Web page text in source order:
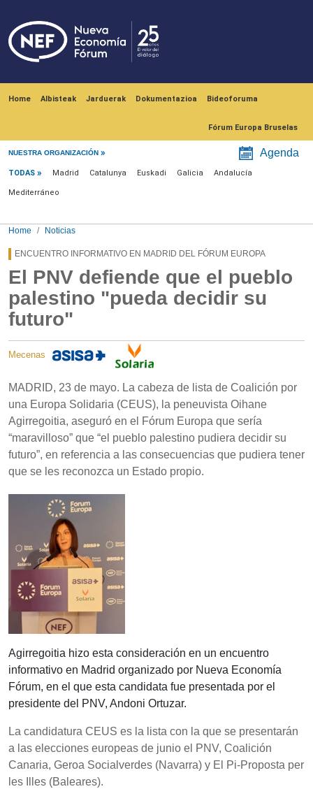
Home Albisteak Jarduerak Dokumentazioa Bideoforuma
Fórum Europa Bruselas
NUESTRA ORGANIZACIÓN Agenda
Menú noticias
TODAS Madrid Catalunya Euskadi Galicia Andalucía
Mediterráneo
Home Noticias
ENCUENTRO INFORMATIVO EN MADRID DEL FÓRUM EUROPA
El PNV defiende que el pueblo
palestino "pueda decidir su
futuro"
Mecenas
MADRID, 23 de mayo. La cabeza de lista de Coalición por
una Europa Solidaria (CEUS), la peneuvista Oihane
Agirregoitia, aseguró en el Fórum Europa que sería
“maravilloso” que “el pueblo palestino pudiera decidir su
futuro”, en referencia a las consecuencias que pudiera tener
que se les reconozca un Estado propio.
Agirregoitia hizo esta consideración en un encuentro
informativo en Madrid organizado por Nueva Economía
Fórum, en el que esta candidata fue presentada por el
presidente del PNV, Andoni Ortuzar.
La candidatura CEUS es la lista con la que se presentarán
a las elecciones europeas de junio el PNV, Coalición
Canaria, Geroa Socialverdes (Navarra) y El Pi-Proposta per
les Illes (Baleares).